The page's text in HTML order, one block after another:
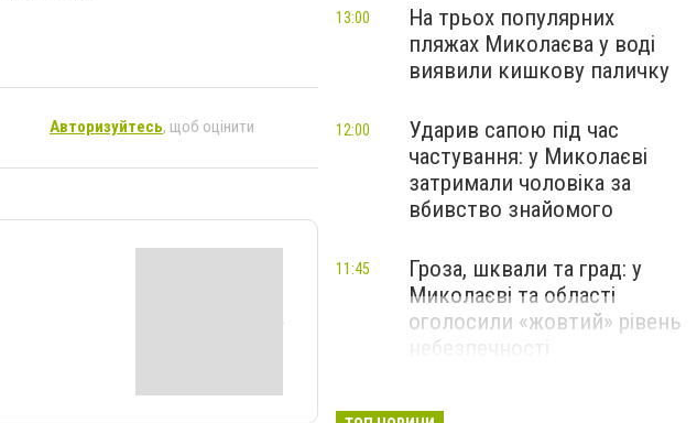
Авторизуйтесь, щоб оцінити
На трьох популярних
пляжах Миколаєва у воді
виявили кишкову паличку
13:00
Ударив сапою під час
частування: у Миколаєві
затримали чоловіка за
вбивство знайомого
12:00
Гроза, шквали та град: у
Миколаєві та області
оголосили «жовтий» рівень
небезпечності
11:45